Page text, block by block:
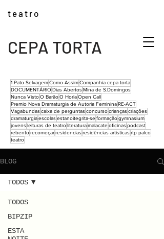
CEPA TORTA
t e a t r o
1 Pato SelvagemComo AssimCompanhia cepa torta
DOCUMENTÁRIO Dias AbertosMina de S.Domingos
Nunca VistoO BarãoO HorlaOpen Call
Premio Nova Dramaturgia de Autoria FemininaRE-ACT
Vagabundascaixa de perguntasconcursocriançascriações
dramaturgiaescolasestanoitegrita-seformaçãogymnasium
jovensleituras de teatroliteraturamalacateoficinaspodcast
rebentorecomeçarresidenciasresidências artisticasrtp palco
teatro
BLOG
TODOS
BIPZIP
ESTA
TODOS